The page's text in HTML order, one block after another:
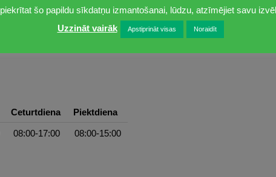
Ceturtdiena Piektdiena
08:00-17:00 08:00-15:00
piekrītat šo papildu sīkdatņu izmantošanai, lūdzu, atzīmējiet savu
Uzzināt vairāk
Apstiprināt visas Noraidīt